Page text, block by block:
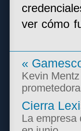
ver cómo
«
Kevin
Cierra
La empresa